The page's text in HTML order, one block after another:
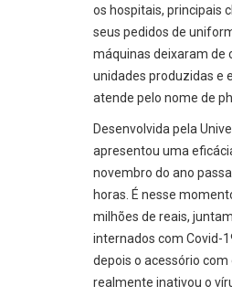
os hospitais, principais
seus pedidos de
máquinas deixaram de
unidades produzidas e
atende pelo nome de
Desenvolvida pela
apresentou uma
novembro do ano
horas. É nesse
milhões de reais,
internados com Covid-
depois o acessório
realmente inativou o